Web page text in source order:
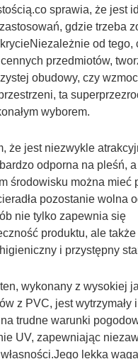
sprawia, że jest
gdzie trzeba
od tego,
przedmiotów,
obudowy, czy
ta
wyborem.
że jest niezwykle
odporna na pleśń,
środowisku można mieć
pozostanie wolna
nie tylko zapewnia się
produktu, ale
i przystępny
ten, wykonany z wysokiej
z PVC, jest wytrzymały i
trudne warunki
UV, zapewniając
lekka